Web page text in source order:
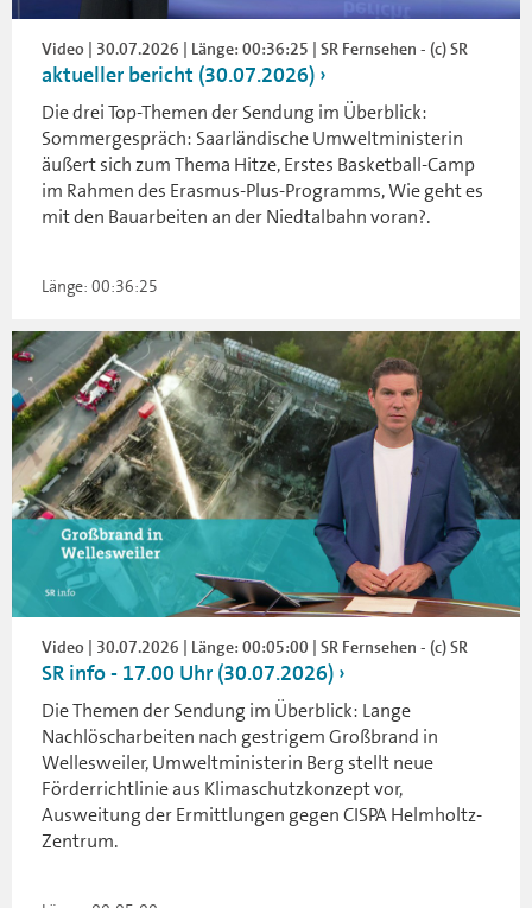
Video | 30.07.2026 | Länge: 00:36:25 | SR Fernsehen - (c) SR
aktueller bericht (30.07.2026)
Die drei Top-Themen der Sendung im Überblick:
Sommergespräch: Saarländische Umweltministerin
äußert sich zum Thema Hitze, Erstes Basketball-Camp
im Rahmen des Erasmus-Plus-Programms, Wie geht es
mit den Bauarbeiten an der Niedtalbahn voran?.
Länge: 00:36:25
Video | 30.07.2026 | Länge: 00:05:00 | SR Fernsehen - (c) SR
SR info - 17.00 Uhr (30.07.2026)
Die Themen der Sendung im Überblick: Lange
Nachlöscharbeiten nach gestrigem Großbrand in
Wellesweiler, Umweltministerin Berg stellt neue
Förderrichtlinie aus Klimaschutzkonzept vor,
Ausweitung der Ermittlungen gegen CISPA Helmholtz-
Zentrum.